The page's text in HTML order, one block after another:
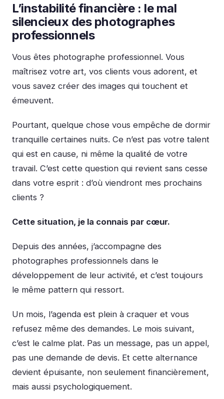
L’instabilité financière : le mal
silencieux des photographes
professionnels
Vous êtes photographe professionnel. Vous
maîtrisez votre art, vos clients vous adorent, et
vous savez créer des images qui touchent et
émeuvent.
Pourtant, quelque chose vous empêche de dormir
tranquille certaines nuits. Ce n’est pas votre talent
qui est en cause, ni même la qualité de votre
travail. C’est cette question qui revient sans cesse
dans votre esprit : d’où viendront mes prochains
clients ?
Cette situation, je la connais par cœur.
Depuis des années, j’accompagne des
photographes professionnels dans le
développement de leur activité, et c’est toujours
le même pattern qui ressort.
Un mois, l’agenda est plein à craquer et vous
refusez même des demandes. Le mois suivant,
c’est le calme plat. Pas un message, pas un appel,
pas une demande de devis. Et cette alternance
devient épuisante, non seulement financièrement,
mais aussi psychologiquement.